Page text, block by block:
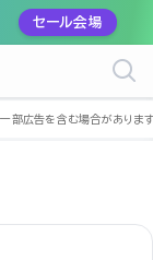
セール会場